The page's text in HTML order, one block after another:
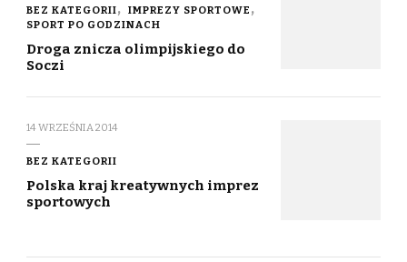
BEZ KATEGORII
IMPREZY SPORTOWE
SPORT PO GODZINACH
Droga znicza olimpijskiego do
Soczi
14 WRZEŚNIA 2014
BEZ KATEGORII
Polska kraj kreatywnych imprez
sportowych